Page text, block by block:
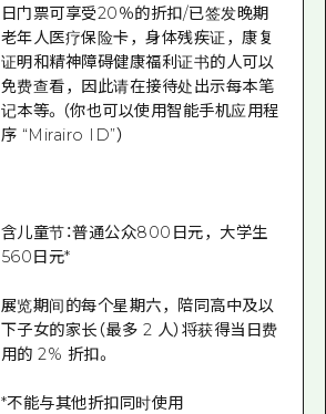
日门票可享受20％的折扣/已签发晚期
老年人医疗保险卡，身体残疾证，康复
证明和精神障碍健康福利证书的人可以
免费查看，因此请在接待处出示每本笔
记本等。（你也可以使用智能手机应用程
序 “Mirairo ID”）
含儿童节：普通公众800日元，大学生
560日元*
展览期间的每个星期六，陪同高中及以
下子女的家长（最多 2 人）将获得当日费
用的 2% 折扣。
*不能与其他折扣同时使用